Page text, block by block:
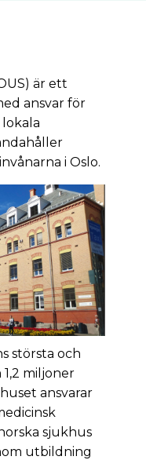
är ett
ansvar för
i Oslo.
största och
miljoner
ansvarar
sjukhus
utbildning